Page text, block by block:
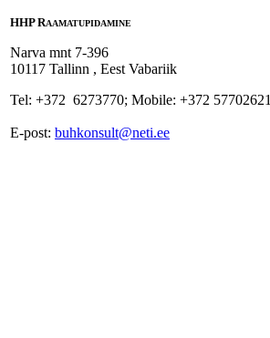
HHP RAAMATUPIDAMINE
Narva mnt 7-396
10117 Tallinn , Eest Vabariik
Tel: +372 6273770; Mobile: +372 57702621
E-post: buhkonsult@neti.ee